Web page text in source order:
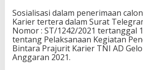
Sosialisasi dalam penerimaan
Karier tertera dalam Surat
Nomor : ST/1242/2021 tertanggal
tentang Pelaksanaan Kegiatan
Bintara Prajurit Karier TNI AD
Anggaran 2021.